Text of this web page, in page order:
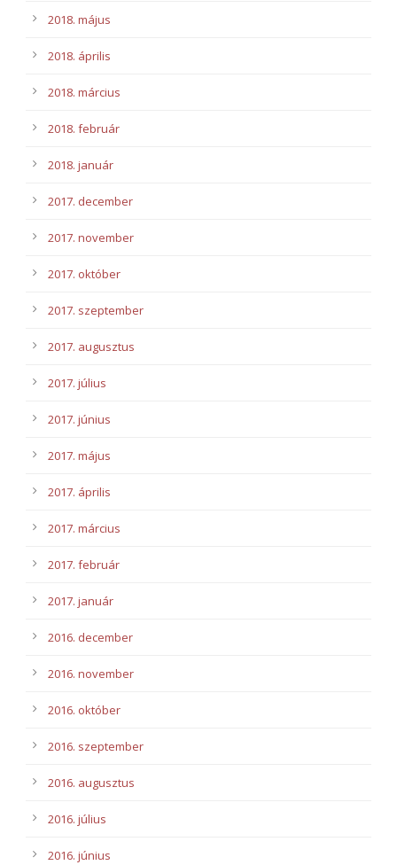
2018. május
2018. április
2018. március
2018. február
2018. január
2017. december
2017. november
2017. október
2017. szeptember
2017. augusztus
2017. július
2017. június
2017. május
2017. április
2017. március
2017. február
2017. január
2016. december
2016. november
2016. október
2016. szeptember
2016. augusztus
2016. július
2016. június